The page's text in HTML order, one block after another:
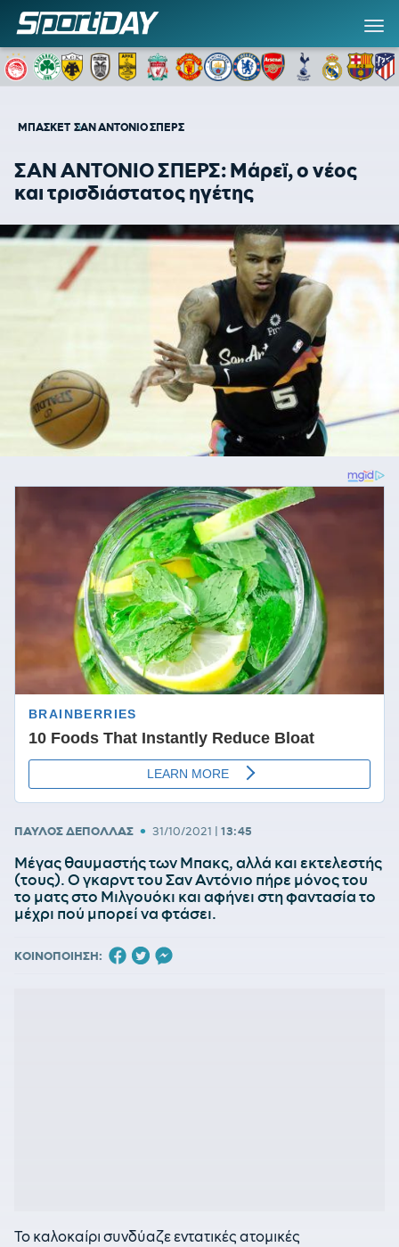
ΜΠΑΣΚΕΤ ΣΑΝ ΑΝΤΟΝΙΟ ΣΠΕΡΣ
ΣΑΝ ΑΝΤΟΝΙΟ ΣΠΕΡΣ: Μάρεϊ, ο νέος
και τρισδιάστατος ηγέτης
ΠΑΥΛΟΣ ΔΕΠΟΛΛΑΣ • 31/10/2021 | 13:45
Μέγας θαυμαστής των Μπακς, αλλά και εκτελεστής
(τους). Ο γκαρντ του Σαν Αντόνιο πήρε μόνος του
το ματς στο Μιλγουόκι και αφήνει στη φαντασία το
μέχρι πού μπορεί να φτάσει.
ΚΟΙΝΟΠΟΙΗΣΗ:
Το καλοκαίρι συνδύαζε εντατικές ατομικές